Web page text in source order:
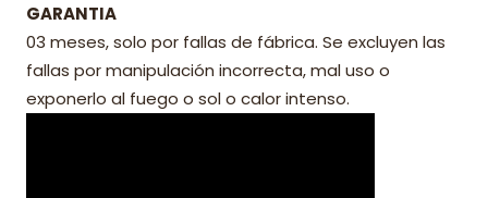
GARANTIA
03 meses, solo por fallas de fábrica. Se excluyen las
fallas por manipulación incorrecta, mal uso o
exponerlo al fuego o sol o calor intenso.